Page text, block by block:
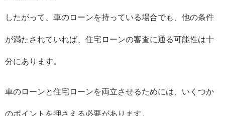
したがって、車のローンを持っている場合でも、他の条件
が満たされていれば、住宅ローンの審査に通る可能性は十
分にあります。
車のローンと住宅ローンを両立させるためには、いくつか
のポイントを押さえる必要があります。